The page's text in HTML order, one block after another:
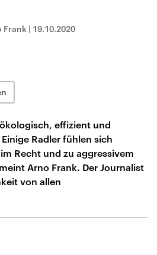
Frank | 19.10.2020
effizient und
Radler fühlen sich
Recht und zu aggressivem
Arno Frank. Der Journalist
von allen